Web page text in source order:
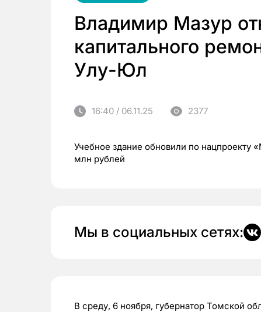
Владимир Мазур
капитального
Улу-Юл
16:40 / 06.11.25 2377
Учебное здание обновили по нацпроекту
млн рублей
Мы в социальных сетях:
В среду, 6 ноября, губернатор Томской